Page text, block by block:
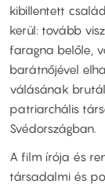
kibillentett
kerül: tovább
faragna belőle,
barátnőjével
válásának
patriarchális
Svédországban.
A film írója és
társadalmi és